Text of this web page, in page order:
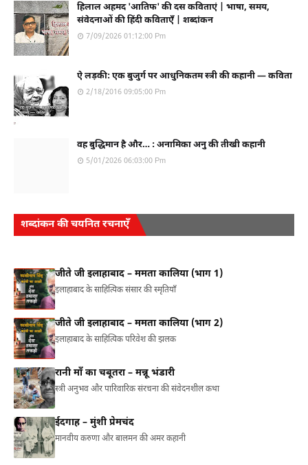
हिलाल अहमद 'आतिफ' की दस कविताएं | भाषा, समय,
संवेदनाओं की हिंदी कविताएँ | शब्दांकन
7/09/2026 01:12:00 Pm
ऐ लड़की: एक बुजुर्ग पर आधुनिकतम स्त्री की कहानी — कविता
2/18/2016 09:05:00 Pm
वह बुद्धिमान है और… : अनामिका अनु की तीखी कहानी
5/01/2026 06:03:00 Pm
शब्दांकन की चयनित रचनाएँ
जीते जी इलाहाबाद – ममता कालिया (भाग 1)
इलाहाबाद के साहित्यिक संसार की स्मृतियाँ
जीते जी इलाहाबाद – ममता कालिया (भाग 2)
इलाहाबाद के साहित्यिक परिवेश की झलक
रानी माँ का चबूतरा – मन्नू भंडारी
स्त्री अनुभव और पारिवारिक संरचना की संवेदनशील कथा
ईदगाह – मुंशी प्रेमचंद
मानवीय करुणा और बालमन की अमर कहानी